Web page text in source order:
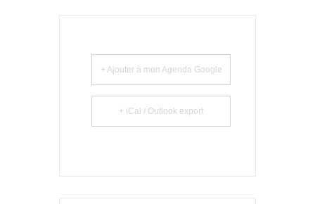
+ Ajouter à mon Agenda Google
+ iCal / Outlook export